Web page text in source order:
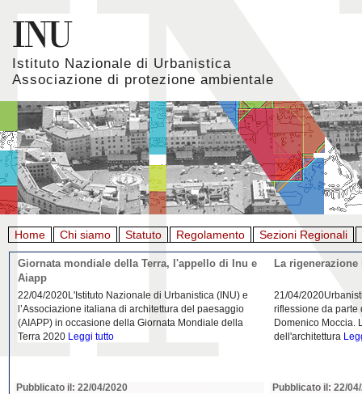
Istituto Nazionale di Urbanistica
Associazione di protezione ambientale
Home Chi siamo Statuto Regolamento Sezioni Regionali
Giornata mondiale della Terra, l'appello di Inu e
Aiapp
22/04/2020L'Istituto Nazionale di Urbanistica (INU) e
l’Associazione italiana di architettura del paesaggio
(AIAPP) in occasione della Giornata Mondiale della
Terra 2020 Leggi tutto
Pubblicato il: 22/04/2020
La
21/04/
riflessione da parte
Domenico Moccia.
dell'architettura
Pubblicato il: 22/